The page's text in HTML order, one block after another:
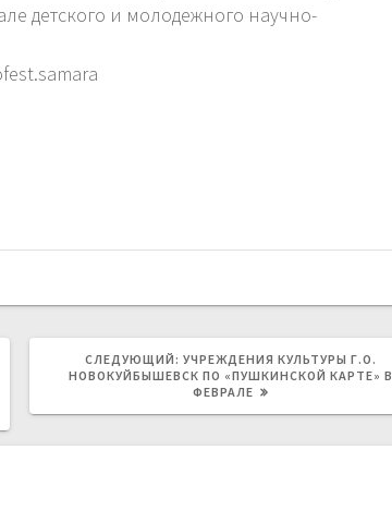
детского и молодежного научно-
СЛЕДУЮЩИЙ: СЛЕДУЮЩАЯ
ЗАПИСЬ:
УЧРЕЖДЕНИЯ КУЛЬТУРЫ Г.О.
НОВОКУЙБЫШЕВСК ПО «ПУШКИНСКОЙ КАРТЕ» В
ФЕВРАЛЕ